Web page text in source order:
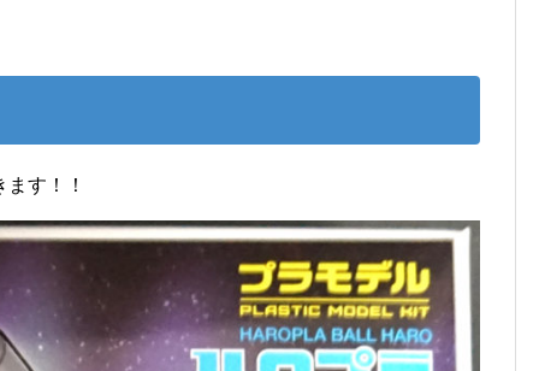
す！！